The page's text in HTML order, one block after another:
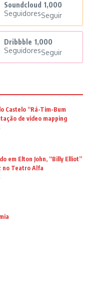
Soundcloud 1,000
SeguidoresSeguir
Dribbble 1,000
SeguidoresSeguir
Castelo “Rá-Tim-Bum
de video mapping
em Elton John, “Billy Elliot”
no Teatro Alfa